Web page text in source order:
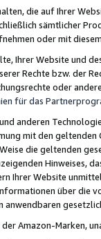
die auf Ihrer
sämtlicher
oder mit
Ihrer Website und
Rechte bzw. der
oder
für das
anderen
mit den
die geltenden
Hinweises,
Ihrer Website
über die
Amazon-Marken,